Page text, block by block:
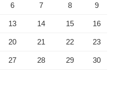
6 7 8 9
13 14 15 16
20 21 22 23
27 28 29 30